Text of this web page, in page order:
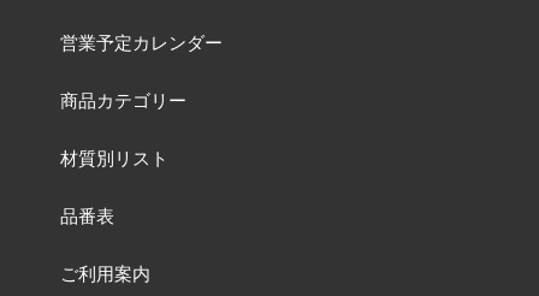
営業予定カレンダー
商品カテゴリー
材質別リスト
品番表
ご利用案内